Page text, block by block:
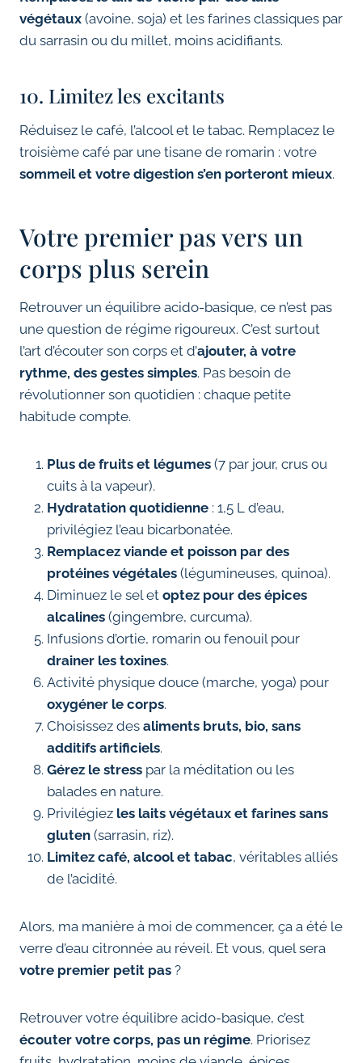
végétaux (avoine, soja) et les farines classiques par
du sarrasin ou du millet, moins acidifiants.
10. Limitez les excitants
Réduisez le café, l’alcool et le tabac. Remplacez le
troisième café par une tisane de romarin : votre
sommeil et votre digestion s’en porteront mieux.
Votre premier pas vers un
corps plus serein
Retrouver un équilibre acido-basique, ce n’est pas
une question de régime rigoureux. C’est surtout
l’art d’écouter son corps et d’ajouter, à votre
rythme, des gestes simples. Pas besoin de
révolutionner son quotidien : chaque petite
habitude compte.
Plus de fruits et légumes (7 par jour, crus ou
cuits à la vapeur).
Hydratation quotidienne : 1,5 L d’eau,
privilégiez l’eau bicarbonatée.
Remplacez viande et poisson par des
protéines végétales (légumineuses, quinoa).
Diminuez le sel et optez pour des épices
alcalines (gingembre, curcuma).
Infusions d’ortie, romarin ou fenouil pour
drainer les toxines.
Activité physique douce (marche, yoga) pour
oxygéner le corps.
Choisissez des aliments bruts, bio, sans
additifs artificiels.
Gérez le stress par la méditation ou les
balades en nature.
Privilégiez les laits végétaux et farines sans
gluten (sarrasin, riz).
Limitez café, alcool et tabac, véritables alliés
de l’acidité.
Alors, ma manière à moi de commencer, ça a été le
verre d’eau citronnée au réveil. Et vous, quel sera
votre premier petit pas ?
Retrouver votre équilibre acido-basique, c’est
écouter votre corps, pas un régime. Priorisez